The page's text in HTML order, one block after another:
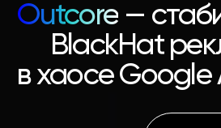
Outcore —
BlackHat
в хаосе Google